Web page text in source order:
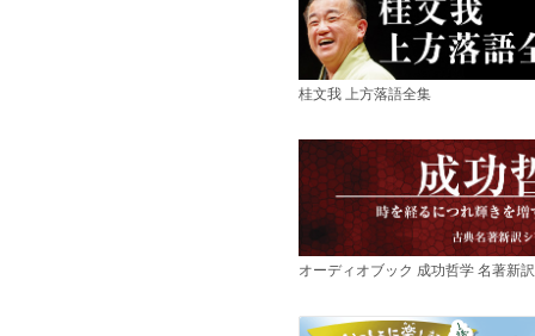
桂文我 上方落語全集
オーディオブック 成功哲学 名著新